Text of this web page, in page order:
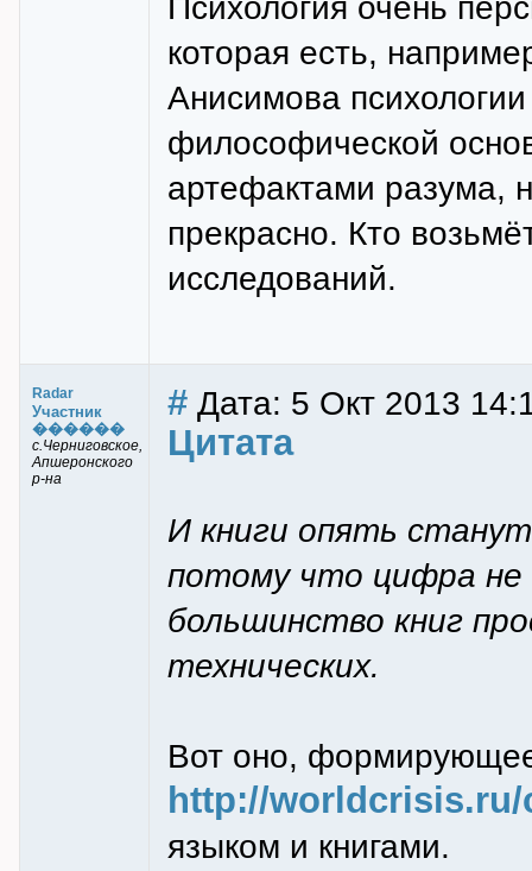
которая есть,
Анисимова психологии
философической
артефактами разума,
прекрасно. Кто
исследований.
Radar
Участник
������
с.Черниговское,
Апшеронского
р-на
# Дата: 5 Окт 2013
Цитата
И книги опять
потому что цифра не
большинство книг
технических.
Вот оно,
http://worldcrisis.ru/
языком и книгами.